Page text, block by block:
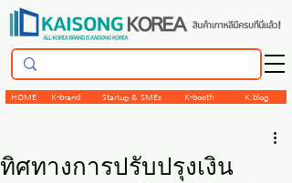
K-brand K-booth
Startup & SMEs
HOME K.blog
ทิศทางการปรับปรุงเงิน